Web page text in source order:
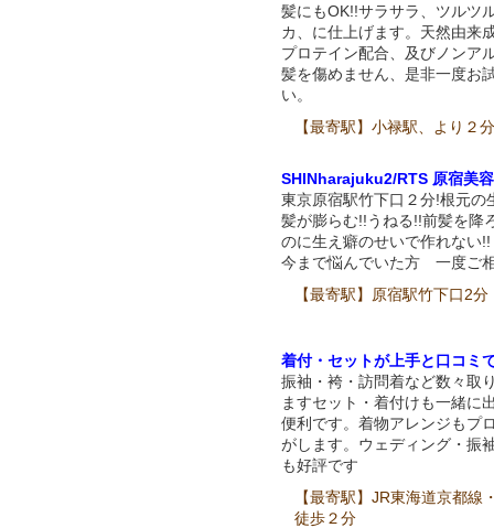
髪にもOK!!サラサラ、ツルツ
カ、に仕上げます。天然由来
プロテイン配合、及びノンア
髪を傷めません、是非一度お
い。
【最寄駅】小禄駅、より２
SHINharajuku2/RTS 原宿美
東京原宿駅竹下口２分!根元の
髪が膨らむ!!うねる!!前髪を降
のに生え癖のせいで作れない
今まで悩んでいた方 一度ご
【最寄駅】原宿駅竹下口2分
着付・セットが上手と口コミ
振袖・袴・訪問着など数々取
ますセット・着付けも一緒に
便利です。着物アレンジもプ
がします。ウェディング・振
も好評です
【最寄駅】JR東海道京都線
徒歩２分